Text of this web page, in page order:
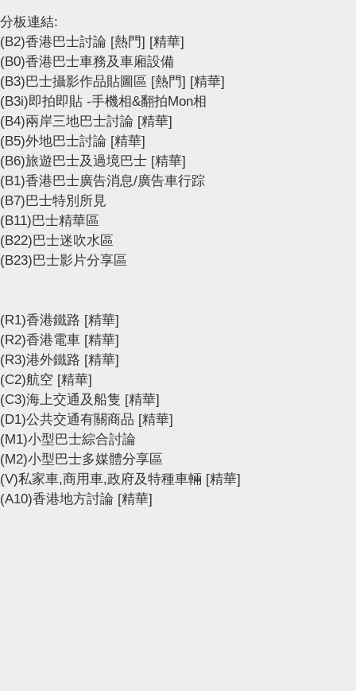
分板連結:
(B2)香港巴士討論 [熱門] [精華]
(B0)香港巴士車務及車廂設備
(B3)巴士攝影作品貼圖區 [熱門] [精華]
(B3i)即拍即貼 -手機相&翻拍Mon相
(B4)兩岸三地巴士討論 [精華]
(B5)外地巴士討論 [精華]
(B6)旅遊巴士及過境巴士 [精華]
(B1)香港巴士廣告消息/廣告車行踪
(B7)巴士特別所見
(B11)巴士精華區
(B22)巴士迷吹水區
(B23)巴士影片分享區
(R1)香港鐵路 [精華]
(R2)香港電車 [精華]
(R3)港外鐵路 [精華]
(C2)航空 [精華]
(C3)海上交通及船隻 [精華]
(D1)公共交通有關商品 [精華]
(M1)小型巴士綜合討論
(M2)小型巴士多媒體分享區
(V)私家車,商用車,政府及特種車輛 [精華]
(A10)香港地方討論 [精華]